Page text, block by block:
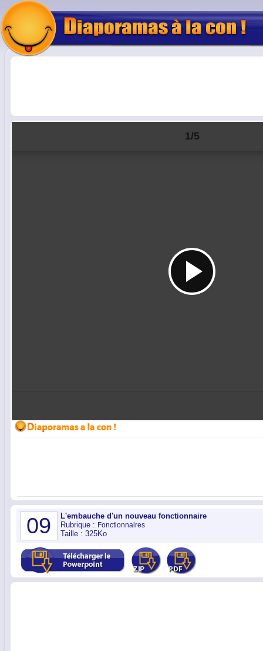
09
L'embauche d'un nouveau fonctionnaire
Rubrique : Fonctionnaires
Taille : 325Ko